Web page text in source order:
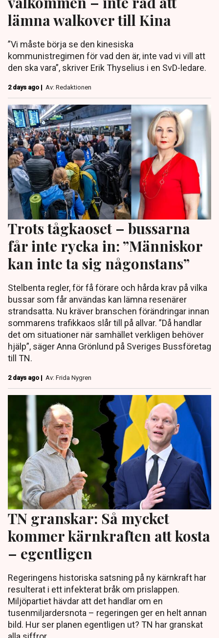
lämna walkover till Kina
”Vi måste börja se den kinesiska
kommunistregimen för vad den är, inte vad vi vill att
den ska vara”, skriver Erik Thyselius i en SvD-ledare.
2 days ago | Av: Redaktionen
Trots tågkaoset – bussarna
får inte rycka in: ”Människor
kan inte ta sig någonstans”
Stelbenta regler, för få förare och hårda krav på vilka
bussar som får användas kan lämna resenärer
strandsatta. Nu kräver branschen förändringar innan
sommarens trafikkaos slår till på allvar. ”Då handlar
det om situationer när samhället verkligen behöver
hjälp”, säger Anna Grönlund på Sveriges Bussföretag
till TN.
2 days ago | Av: Frida Nygren
TN granskar: Så mycket
kommer kärnkraften att kosta
– egentligen
Regeringens historiska satsning på ny kärnkraft har
resulterat i ett infekterat bråk om prislappen.
Miljöpartiet hävdar att det handlar om en
tusenmiljardersnota – regeringen ger en helt annan
bild. Hur ser planen egentligen ut? TN har granskat